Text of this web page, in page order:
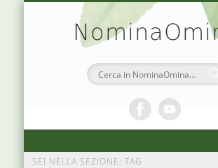
HOME
CHI SONO
MEDICINA CINESE
SIMBOLOGIA
ATLANTE PUNTI
TEORIA & APPUNTI
DR. AGO
PRENOTAZIONI
SEI NELLA SEZIONE: TAG